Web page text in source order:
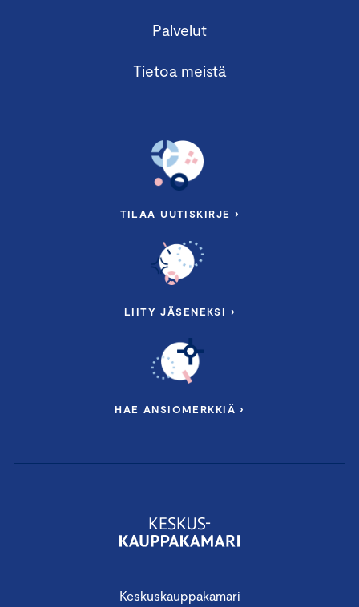
Keskuskauppakamari
Palvelut
Tietoa meistä
TILAA UUTISKIRJE ›
LIITY JÄSENEKSI ›
HAE ANSIOMERKKIÄ ›